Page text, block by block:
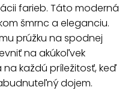
farieb. Táto moderná
šmrnc a eleganciu.
prúžku na spodnej
na akúkoľvek
každú príležitosť, keď
dojem.